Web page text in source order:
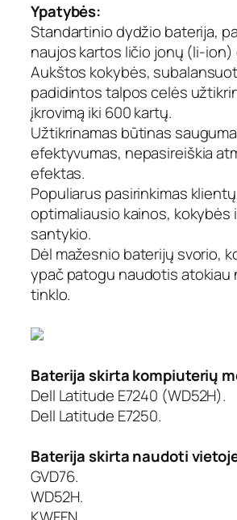
š
i
o
a
m
o
k
o
m
p
u
t
e
r
i
b
t
e
r
i
a
D
E
L
Ypatybės:
Standartinio dydžio baterija,
naujos kartos ličio jonų (li-ion)
Aukštos kokybės,
padidintos talpos celės
įkrovimą iki 600 kartų.
Užtikrinamas būtinas
efektyvumas, nepasireiškia
efektas.
Populiarus pasirinkimas
optimaliausio kainos, kokybės
santykio.
Dėl mažesnio baterijų svorio,
ypač patogu naudotis atokiau
tinklo.
Baterija skirta kompiuterių
Dell Latitude E7240 (WD52H).
Dell Latitude E7250.
Baterija skirta naudoti
GVD76.
WD52H.